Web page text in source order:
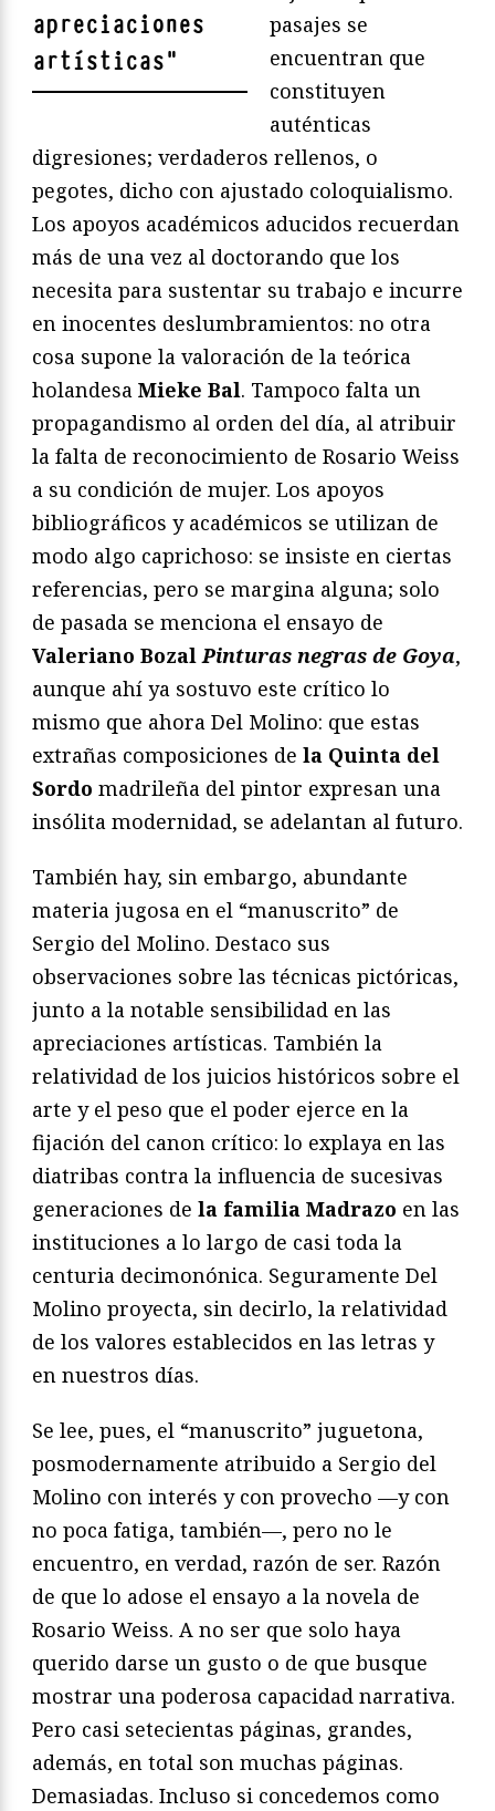
apreciaciones
artísticas"
pasajes se
encuentran que
constituyen
auténticas
digresiones; verdaderos rellenos, o
pegotes, dicho con ajustado coloquialismo.
Los apoyos académicos aducidos recuerdan
más de una vez al doctorando que los
necesita para sustentar su trabajo e incurre
en inocentes deslumbramientos: no otra
cosa supone la valoración de la teórica
holandesa Mieke Bal. Tampoco falta un
propagandismo al orden del día, al atribuir
la falta de reconocimiento de Rosario Weiss
a su condición de mujer. Los apoyos
bibliográficos y académicos se utilizan de
modo algo caprichoso: se insiste en ciertas
referencias, pero se margina alguna; solo
de pasada se menciona el ensayo de
Valeriano BozalPinturas negras de Goya,
aunque ahí ya sostuvo este crítico lo
mismo que ahora Del Molino: que estas
extrañas composiciones de la Quinta del
Sordo madrileña del pintor expresan una
insólita modernidad, se adelantan al futuro.
También hay, sin embargo, abundante
materia jugosa en el “manuscrito” de
Sergio del Molino. Destaco sus
observaciones sobre las técnicas pictóricas,
junto a la notable sensibilidad en las
apreciaciones artísticas. También la
relatividad de los juicios históricos sobre el
arte y el peso que el poder ejerce en la
fijación del canon crítico: lo explaya en las
diatribas contra la influencia de sucesivas
generaciones de la familia Madrazo en las
instituciones a lo largo de casi toda la
centuria decimonónica. Seguramente Del
Molino proyecta, sin decirlo, la relatividad
de los valores establecidos en las letras y
en nuestros días.
Se lee, pues, el “manuscrito” juguetona,
posmodernamente atribuido a Sergio del
Molino con interés y con provecho —y con
no poca fatiga, también—, pero no le
encuentro, en verdad, razón de ser. Razón
de que lo adose el ensayo a la novela de
Rosario Weiss. A no ser que solo haya
querido darse un gusto o de que busque
mostrar una poderosa capacidad narrativa.
Pero casi setecientas páginas, grandes,
además, en total son muchas páginas.
Demasiadas. Incluso si concedemos como